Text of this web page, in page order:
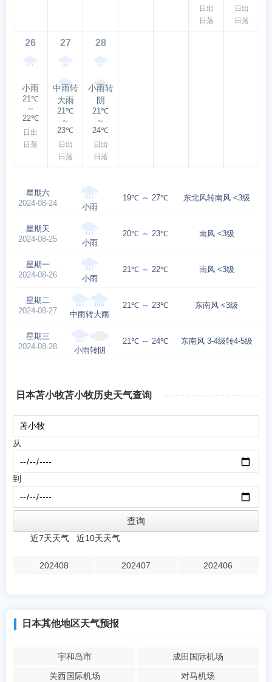
日出
日落
日出
日落
26
小雨
21℃
～
22℃
日出
日落
27
中雨转
大雨
21℃
～
23℃
日出
日落
28
小雨转
阴
21℃
～
24℃
日出
日落
星期六
2024-08-24
小雨
19℃ ～ 27℃ 东北风转南风 <3级
星期天
2024-08-25
小雨
20℃ ～ 23℃ 南风 <3级
星期一
2024-08-26
小雨
21℃ ～ 22℃ 南风 <3级
星期二
2024-08-27
中雨转大雨
21℃ ～ 23℃ 东南风 <3级
星期三
2024-08-28
小雨转阴
21℃ ～ 24℃ 东南风 3-4级转4-5级
日本苫小牧苫小牧历史天气查询
从
到
近7天天气 近10天天气
202408 202407 202406
日本其他地区天气预报
宇和岛市
成田国际机场
关西国际机场
对马机场